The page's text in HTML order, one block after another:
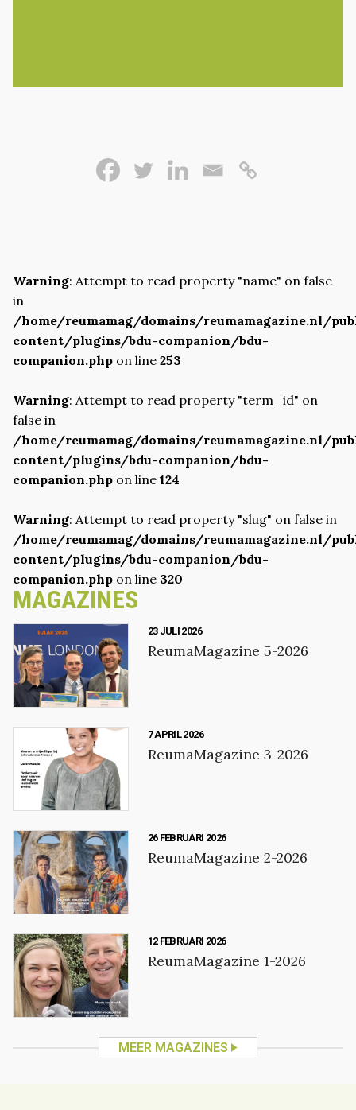
Warning: Attempt to read property "name" on false
in
/home/reumamag/domains/reumamagazine.nl/
content/plugins/bdu-companion/bdu-
companion.php on line 253
Warning: Attempt to read property "term_id" on
false in
/home/reumamag/domains/reumamagazine.nl/
content/plugins/bdu-companion/bdu-
companion.php on line 124
Warning: Attempt to read property "slug" on false in
/home/reumamag/domains/reumamagazine.nl/
content/plugins/bdu-companion/bdu-
companion.php on line 320
MAGAZINES
23 JULI 2026
ReumaMagazine 5-2026
7 APRIL 2026
ReumaMagazine 3-2026
26 FEBRUARI 2026
ReumaMagazine 2-2026
12 FEBRUARI 2026
ReumaMagazine 1-2026
MEER MAGAZINES